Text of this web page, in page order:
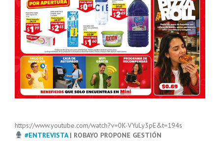
https://www.youtube.com/watch?v=0K-VYuLy3pE&t=194s
#ENTREVISTA| ROBAYO PROPONE GESTIÓN